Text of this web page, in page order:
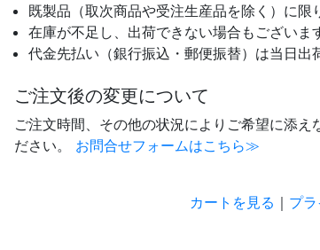
既製品（取次商品や受注生産品を除く）に限
在庫が不足し、出荷できない場合もございま
代金先払い（銀行振込・郵便振替）は当日出
ご注文後の変更について
ご注文時間、その他の状況によりご希望に添え
ださい。
お問合せフォームはこちら≫
カートを見る ｜ プ